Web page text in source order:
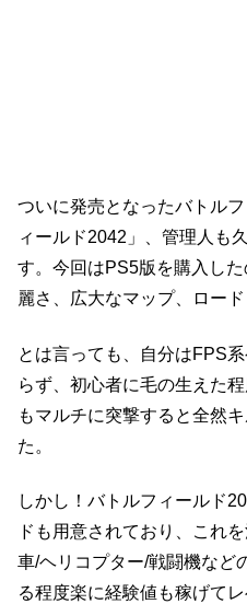
ついに発売となったバトル
ィールド2042」、管理人も
す。今回はPS5版を購入し
麗さ、広大なマップ、ロー
とは言っても、自分はFPS
らず、初心者に毛の生えた
もマルチに突撃すると全然
た。
しかし！バトルフィールド
ドも用意されており、これ
車/ヘリコプター/戦闘機など
る程度楽に経験値も稼げて